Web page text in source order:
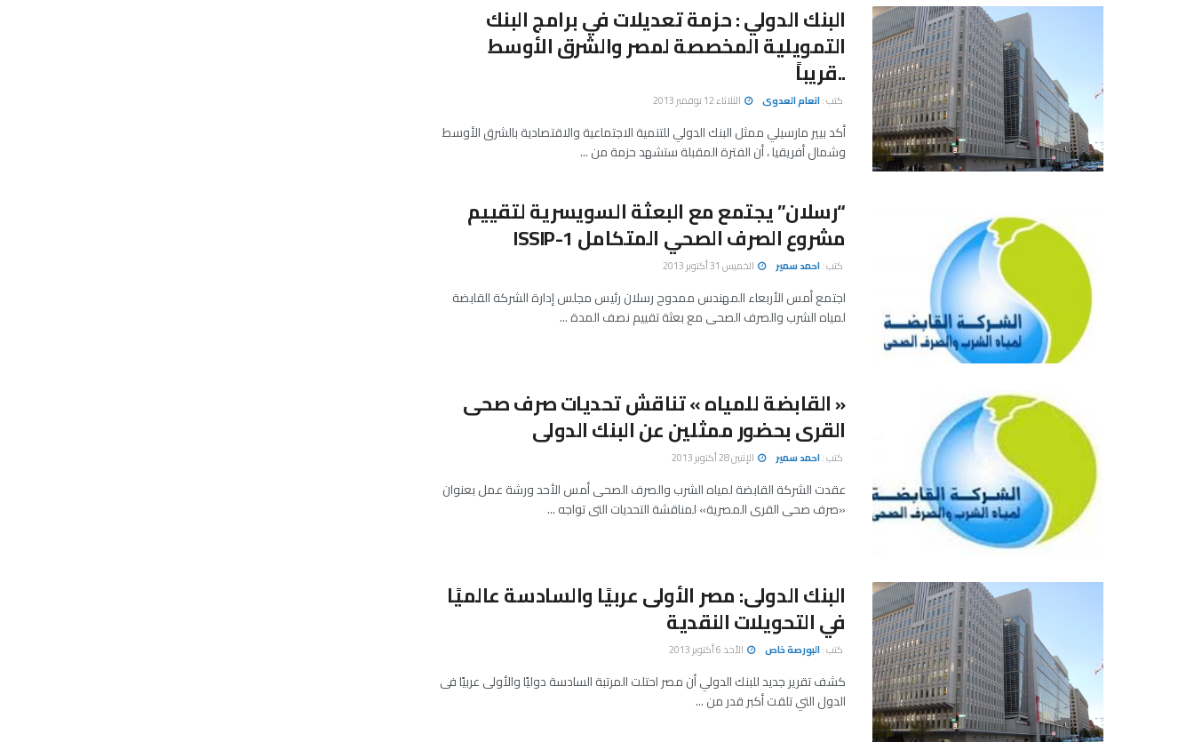
البنك الدولي : حزمة تعديلات في برامج البنك
التمويلية المخصصة لمصر والشرق الأوسط
..قريباً
كتب :انعام العدوى الثلاثاء 12 نوفمبر 2013
أكد بيير مارسيلي ممثل البنك الدولي للتنمية الاجتماعية والاقتصادية بالشرق الأوسط
وشمال أفريقيا ، أن الفترة المقبلة ستشهد حزمة من ...
“رسلان” يجتمع مع البعثة السويسرية لتقييم
مشروع الصرف الصحي المتكامل ISSIP-1
كتب :احمد سمير الخميس 31 أكتوبر 2013
اجتمع أمس الأربعاء المهندس ممدوح رسلان رئيس مجلس إدارة الشركة القابضة
لمياه الشرب والصرف الصحى مع بعثة تقييم نصف المدة ...
« القابضة للمياه » تناقش تحديات صرف صحى
القرى بحضور ممثلين عن البنك الدولى
كتب :احمد سمير الإثنين 28 أكتوبر 2013
عقدت الشركة القابضة لمياه الشرب والصرف الصحى أمس الأحد ورشة عمل بعنوان
«صرف صحى القرى المصرية» لمناقشة التحديات التى تواجه ...
البنك الدولى: مصر الأولى عربيًا والسادسة عالميًا
في التحويلات النقدية
كتب :البورصة خاص الأحد 6 أكتوبر 2013
كشف تقرير جديد للبنك الدولي أن مصر احتلت المرتبة السادسة دوليًا والأولى عربيًا فى
الدول التي تلقت أكبر قدر من ...